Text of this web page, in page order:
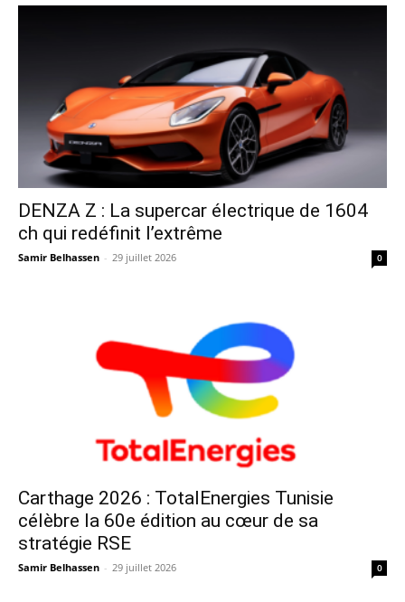
DENZA Z : La supercar électrique de 1604
ch qui redéfinit l’extrême
Samir Belhassen - 29 juillet 2026 0
Carthage 2026 : TotalEnergies Tunisie
célèbre la 60e édition au cœur de sa
stratégie RSE
Samir Belhassen - 29 juillet 2026 0